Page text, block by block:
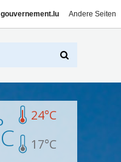
gouvernement.lu Andere Seiten
24°C
17°C